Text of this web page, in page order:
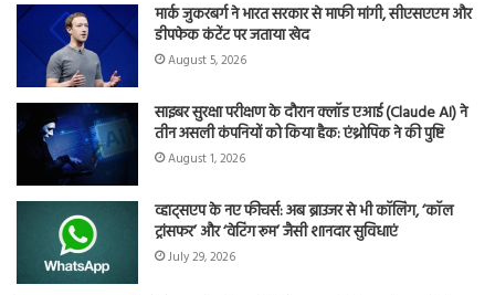
मार्क जुकरबर्ग ने भारत सरकार से माफी मांगी, सीएसएएम और
डीपफेक कंटेंट पर जताया खेद
August 5, 2026
साइबर सुरक्षा परीक्षण के दौरान क्लॉड एआई (Claude AI) ने
तीन असली कंपनियों को किया हैक: एंथ्रोपिक ने की पुष्टि
August 1, 2026
व्हाट्सएप के नए फीचर्स: अब ब्राउजर से भी कॉलिंग, ‘कॉल
ट्रांसफर’ और ‘वेटिंग रूम’ जैसी शानदार सुविधाएं
July 29, 2026